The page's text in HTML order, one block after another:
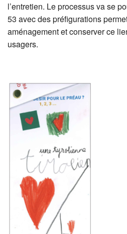
l’entretien. Le processus va se
53 avec des préfigurations
aménagement et conserver ce
usagers.